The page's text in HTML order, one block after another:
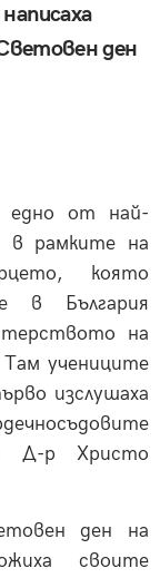
ден
едно от най-
в рамките на
която
в България
на
учениците
изслушаха
Д-р Христо
ден на
своите